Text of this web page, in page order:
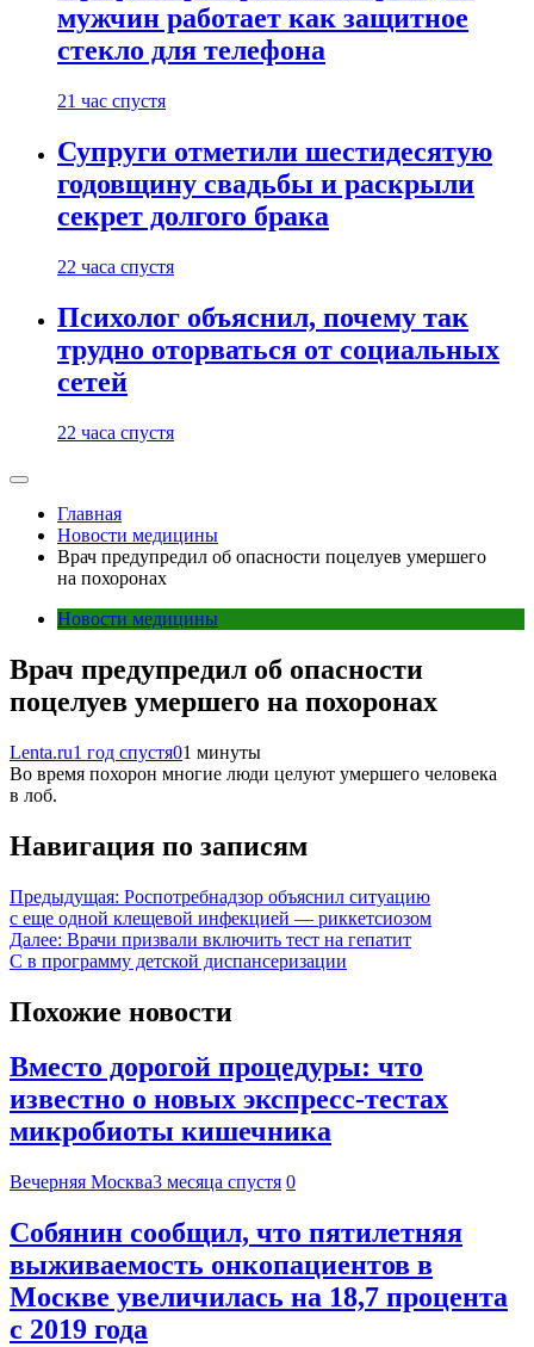
мужчин работает как защитное
стекло для телефона
21 час спустя
Супруги отметили шестидесятую
годовщину свадьбы и раскрыли
секрет долгого брака
22 часа спустя
Психолог объяснил, почему так
трудно оторваться от социальных
сетей
22 часа спустя
Главная
Новости медицины
Врач предупредил об опасности поцелуев умершего
на похоронах
Новости медицины
Врач предупредил об опасности
поцелуев умершего на похоронах
Lenta.ru1 год спустя01 минуты
Во время похорон многие люди целуют умершего человека
в лоб.
Навигация по записям
Предыдущая: Роспотребнадзор объяснил ситуацию
с еще одной клещевой инфекцией — риккетсиозом
Далее: Врачи призвали включить тест на гепатит
С в программу детской диспансеризации
Похожие новости
Вместо дорогой процедуры: что
известно о новых экспресс-тестах
микробиоты кишечника
Вечерняя Москва3 месяца спустя 0
Собянин сообщил, что пятилетняя
выживаемость онкопациентов в
Москве увеличилась на 18,7 процента
с 2019 года